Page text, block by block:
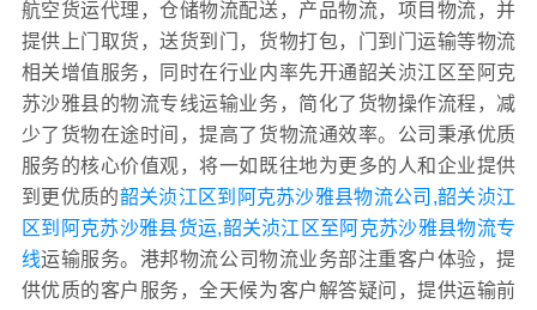
航空货运代理，仓储物流配送，产品物流，项目物流，并
提供上门取货，送货到门，货物打包，门到门运输等物流
相关增值服务，同时在行业内率先开通韶关浈江区至阿克
苏沙雅县的物流专线运输业务，简化了货物操作流程，减
少了货物在途时间，提高了货物流通效率。公司秉承优质
服务的核心价值观，将一如既往地为更多的人和企业提供
到更优质的韶关浈江区到阿克苏沙雅县物流公司,韶关浈江
区到阿克苏沙雅县货运,韶关浈江区至阿克苏沙雅县物流专
线运输服务。港邦物流公司物流业务部注重客户体验，提
供优质的客户服务，全天候为客户解答疑问，提供运输前